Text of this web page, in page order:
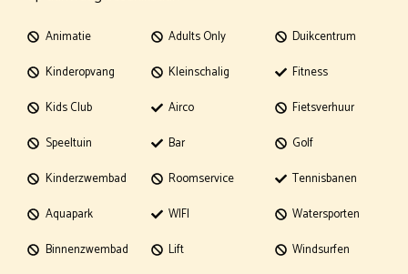
Animatie
Kinderopvang
Kids Club
Speeltuin
Kinderzwembad
Aquapark
Binnenzwembad
Adults Only
Kleinschalig
Airco
Bar
Roomservice
WIFI
Lift
Duikcentrum
Fitness
Fietsverhuur
Golf
Tennisbanen
Watersporten
Windsurfen